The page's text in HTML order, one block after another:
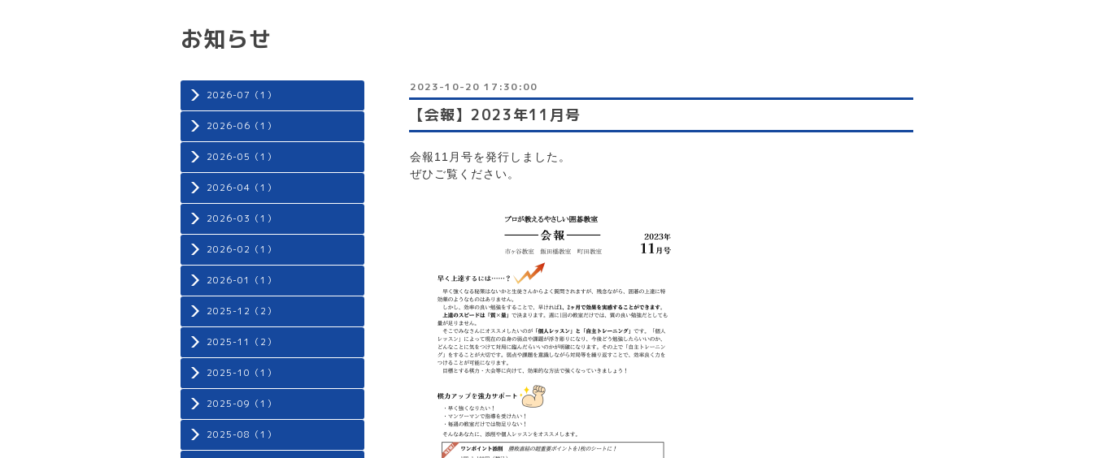
2026-07（1）
2026-06（1）
2026-05（1）
2026-04（1）
2026-03（1）
2026-02（1）
2026-01（1）
2025-12（2）
2025-11（2）
2025-10（1）
2025-09（1）
2025-08（1）
お知らせ
2023-10-20 17:30:00
【会報】2023年11月号
会報11 月号を発行しました。
ぜひご覧ください。